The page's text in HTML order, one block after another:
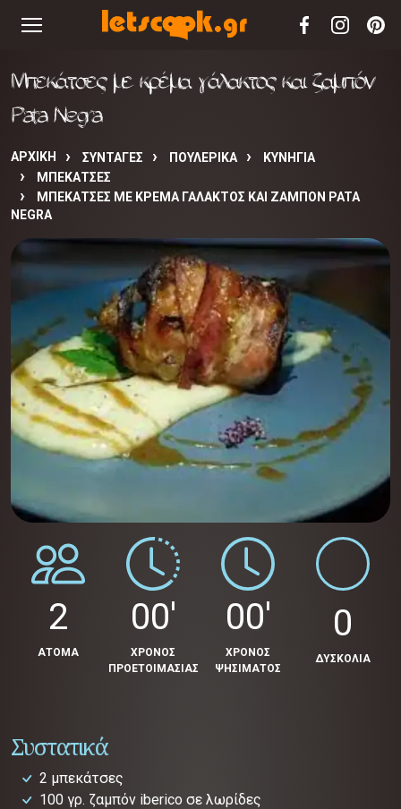
Μπεκάτσες με κρέμα γάλακτος και ζαμπόν
Pata Negra
ΑΡΧΙΚΉ ΣΥΝΤΑΓΈΣ ΠΟΥΛΕΡΙΚΑ
ΚΥΝΗΓΙΑ
ΜΠΕΚΑΤΣΕΣ
ΜΠΕΚΆΤΣΕΣ ΜΕ ΚΡΈΜΑ ΓΆΛΑΚΤΟΣ ΚΑΙ ΖΑΜΠΌΝ PATA
NEGRA
2
ΑΤΟΜΑ
00'
ΧΡΟΝΟΣ
ΠΡΟΕΤΟΙΜΑΣΙΑΣ
00'
ΧΡΟΝΟΣ
ΨΗΣΙΜΑΤΟΣ
0
ΔΥΣΚΟΛΙΑ
Συστατικά
2 μπεκάτσες
100 γρ. ζαμπόν iberico σε λωρίδες